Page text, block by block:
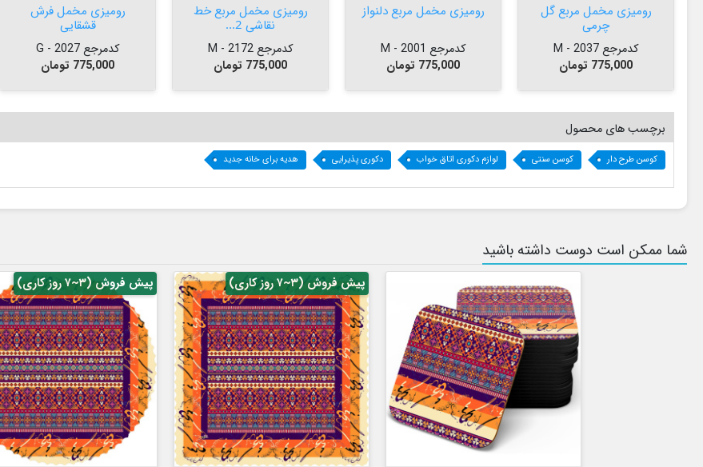
رومیزی مخمل مربع گل
چرمی
کدمرجع 2037 - M
قیمت
775,000 تومان
رومیزی مخمل مربع دلنواز
کدمرجع 2001 - M
قیمت
775,000 تومان
رومیزی مخمل مربع خط
نقاشی 2...
کدمرجع 2172 - M
قیمت
775,000 تومان
رومیزی مخمل فرش
قشقایی
کدمرجع 2027 - G
قیمت
775,000 تومان
برچسب های محصول
کوسن طرح دار کوسن سنتی لوازم دکوری اتاق خواب دکوری پذیرایی هدیه برای خانه جدید
شما ممکن است دوست داشته باشید
پیش فروش (۳~۷ روز کاری) پیش فروش (۳~۷ روز کاری)